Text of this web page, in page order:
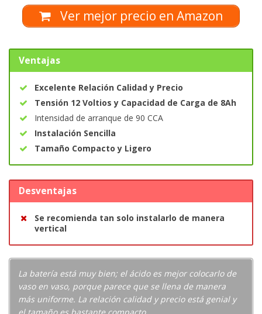
Ver mejor precio en Amazon
Ventajas
Excelente Relación Calidad y Precio
Tensión 12 Voltios y Capacidad de Carga de 8Ah
Intensidad de arranque de 90 CCA
Instalación Sencilla
Tamaño Compacto y Ligero
Desventajas
Se recomienda tan solo instalarlo de manera
vertical
La batería está muy bien; el ácido es mejor colocarlo de
vaso en vaso, porque parece que se llena de manera
más uniforme. La relación calidad y precio está genial y